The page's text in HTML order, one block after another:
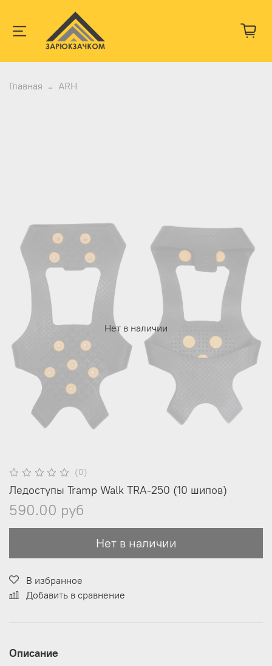
Главная ARH
Нет в наличии
(0)
Ледоступы Tramp Walk TRA-250 (10 шипов)
590.00 руб
Нет в наличии
В избранное
Добавить в сравнение
Описание